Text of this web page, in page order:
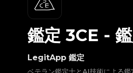
LegitApp 鑑定
鑑定 3CE -